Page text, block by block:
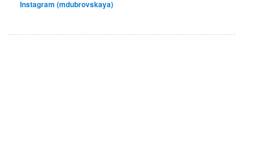
Instagram (mdubrovskaya)